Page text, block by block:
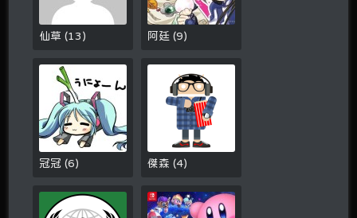
仙草(13 ) 阿廷(9)
冠冠(6) 傑森(4)